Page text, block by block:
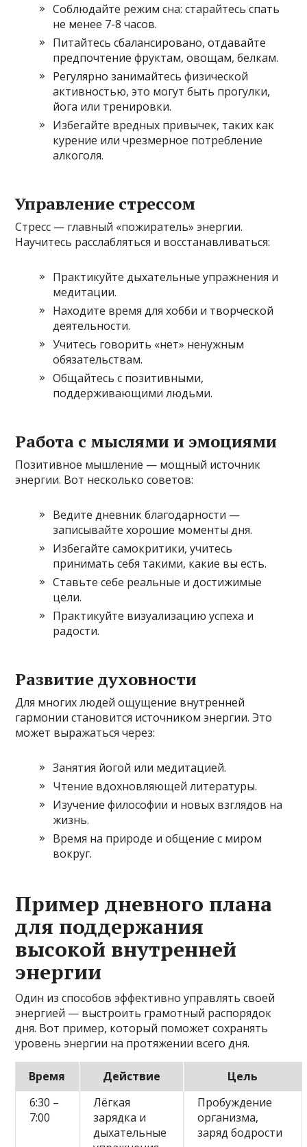
Соблюдайте режим сна: старайтесь спать
не менее 7-8 часов.
Питайтесь сбалансировано, отдавайте
предпочтение фруктам, овощам, белкам.
Регулярно занимайтесь физической
активностью, это могут быть прогулки,
йога или тренировки.
Избегайте вредных привычек, таких как
курение или чрезмерное потребление
алкоголя.
Управление стрессом
Стресс — главный «пожиратель» энергии.
Научитесь расслабляться и восстанавливаться:
Практикуйте дыхательные упражнения и
медитации.
Находите время для хобби и творческой
деятельности.
Учитесь говорить «нет» ненужным
обязательствам.
Общайтесь с позитивными,
поддерживающими людьми.
Работа с мыслями и эмоциями
Позитивное мышление — мощный источник
энергии. Вот несколько советов:
Ведите дневник благодарности —
записывайте хорошие моменты дня.
Избегайте самокритики, учитесь
принимать себя такими, какие вы есть.
Ставьте себе реальные и достижимые
цели.
Практикуйте визуализацию успеха и
радости.
Развитие духовности
Для многих людей ощущение внутренней
гармонии становится источником энергии. Это
может выражаться через:
Занятия йогой или медитацией.
Чтение вдохновляющей литературы.
Изучение философии и новых взглядов на
жизнь.
Время на природе и общение с миром
вокруг.
Пример дневного плана
для поддержания
высокой внутренней
энергии
Один из способов эффективно управлять своей
энергией — выстроить грамотный распорядок
дня. Вот пример, который поможет сохранять
уровень энергии на протяжении всего дня.
Время Действие
Цель
6:30 –
7:00
Лёгкая
зарядка и
дыхательные
Пробуждение
организма,
заряд бодрости